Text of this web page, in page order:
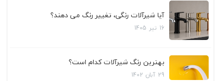
آیا شیرآلات رنگی، تغییر رنگ می دهند؟
16 تیر 1405
بهترین رنگ شیرآلات کدام است؟
29 آبان 1402